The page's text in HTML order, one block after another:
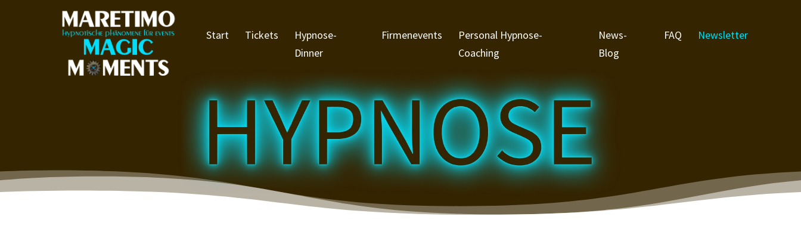
Start Tickets
Hypnose-
Dinner
Firmenevents
Personal Hypnose-
Coaching
News-
Blog
FAQ Newsletter